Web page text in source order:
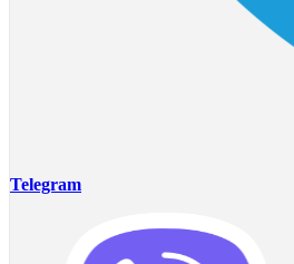
Telegram